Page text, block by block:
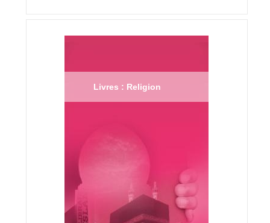
Livres : Religion